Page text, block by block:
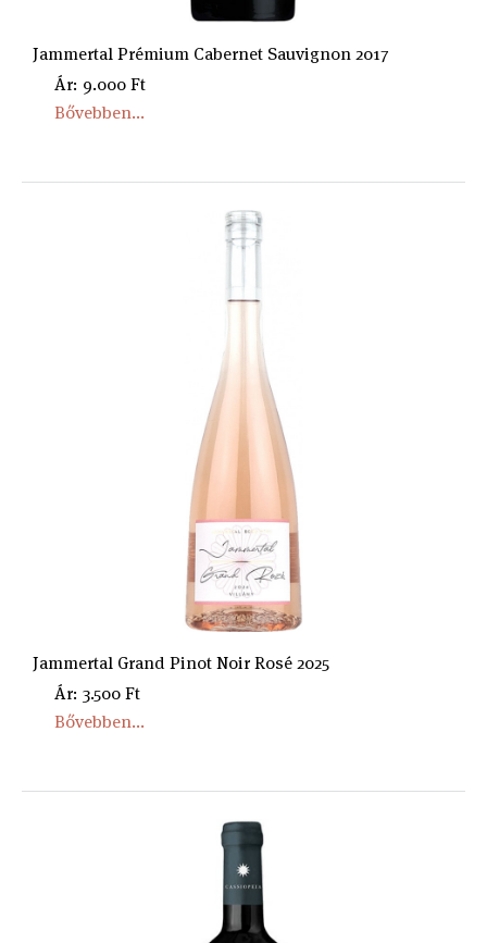
Jammertal Prémium Cabernet Sauvignon 2017
Ár: 9.000 Ft
Bővebben...
Jammertal Grand Pinot Noir Rosé 2025
Ár: 3.500 Ft
Bővebben...